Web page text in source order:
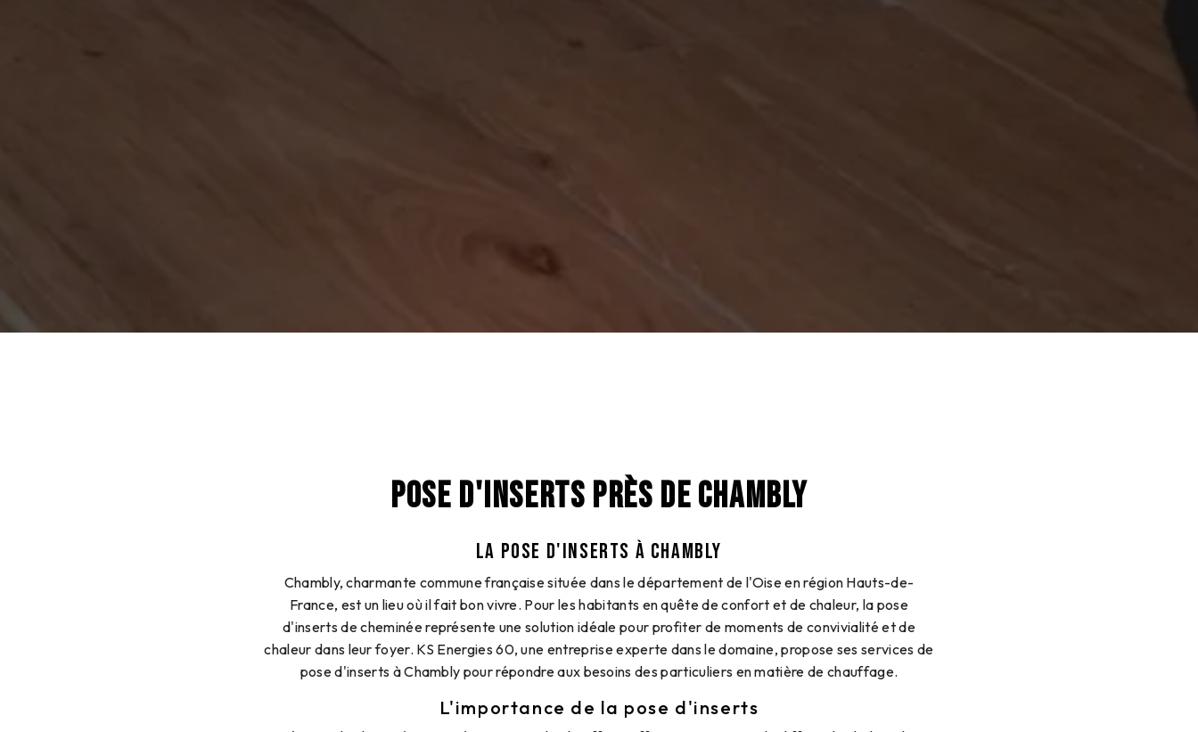
POSE D'INSERTS PRÈS DE CHAMBLY
LA POSE D'INSERTS À CHAMBLY
Chambly, charmante commune française située dans le département de l'Oise en région Hauts-de-
France, est un lieu où il fait bon vivre. Pour les habitants en quête de confort et de chaleur, la pose
d'inserts de cheminée représente une solution idéale pour profiter de moments de convivialité et de
chaleur dans leur foyer. KS Energies 60, une entreprise experte dans le domaine, propose ses services de
pose d'inserts à Chambly pour répondre aux besoins des particuliers en matière de chauffage.
L'importance de la pose d'inserts